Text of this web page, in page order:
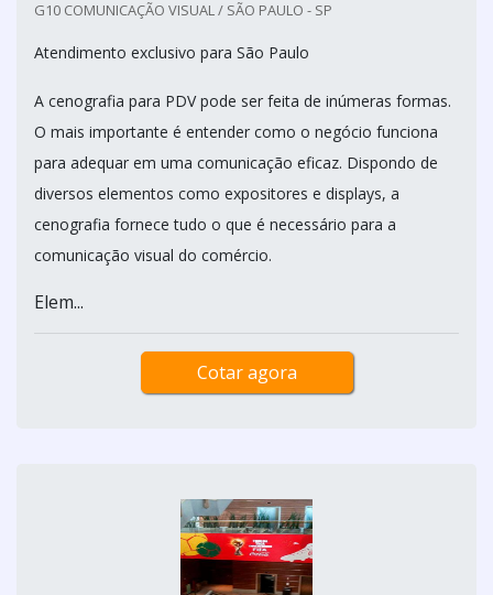
G10 COMUNICAÇÃO VISUAL / SÃO PAULO - SP
Atendimento exclusivo para São Paulo
A cenografia para PDV pode ser feita de inúmeras formas.
O mais importante é entender como o negócio funciona
para adequar em uma comunicação eficaz. Dispondo de
diversos elementos como expositores e displays, a
cenografia fornece tudo o que é necessário para a
comunicação visual do comércio.
Elem...
Cotar agora